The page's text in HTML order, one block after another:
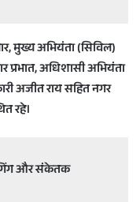
मुख्य अभियंता (सिविल)
अधिशासी अभियंता
अजीत राय सहित नगर
रहे।
और संकेतक